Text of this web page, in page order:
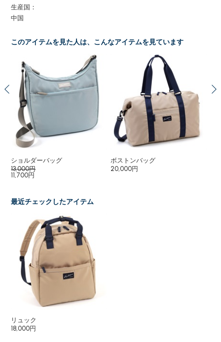
生産国：
中国
このアイテムを見た人は、こんなアイテムを見ています
ショルダーバッグ
13,000円
11,700円
ボストンバッグ
20,000円
最近チェックしたアイテム
リュック
18,000円